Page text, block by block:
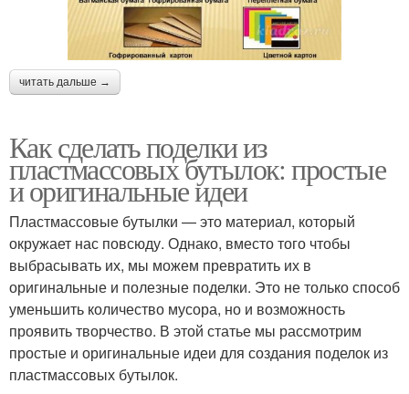
читать дальше →
Как сделать поделки из
пластмассовых бутылок: простые
и оригинальные идеи
Пластмассовые бутылки — это материал, который
окружает нас повсюду. Однако, вместо того чтобы
выбрасывать их, мы можем превратить их в
оригинальные и полезные поделки. Это не только способ
уменьшить количество мусора, но и возможность
проявить творчество. В этой статье мы рассмотрим
простые и оригинальные идеи для создания поделок из
пластмассовых бутылок.